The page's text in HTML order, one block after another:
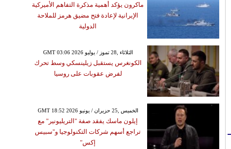
ماكرون يؤكد أهمية مذكرة التفاهم الأميركية
الإيرانية لإعادة فتح مضيق هرمز للملاحة
الدولية
GMT 03:06 2026 الثلاثاء ,28 تموز / يوليو
الكونغرس يستقبل زيلينسكي وسط تحرك
لفرض عقوبات على روسيا
GMT 18:52 2026 الخميس ,25 حزيران / يونيو
إيلون ماسك يفقد صفة "التريليونير" مع
تراجع أسهم شركات التكنولوجيا و"سبيس
إكس"